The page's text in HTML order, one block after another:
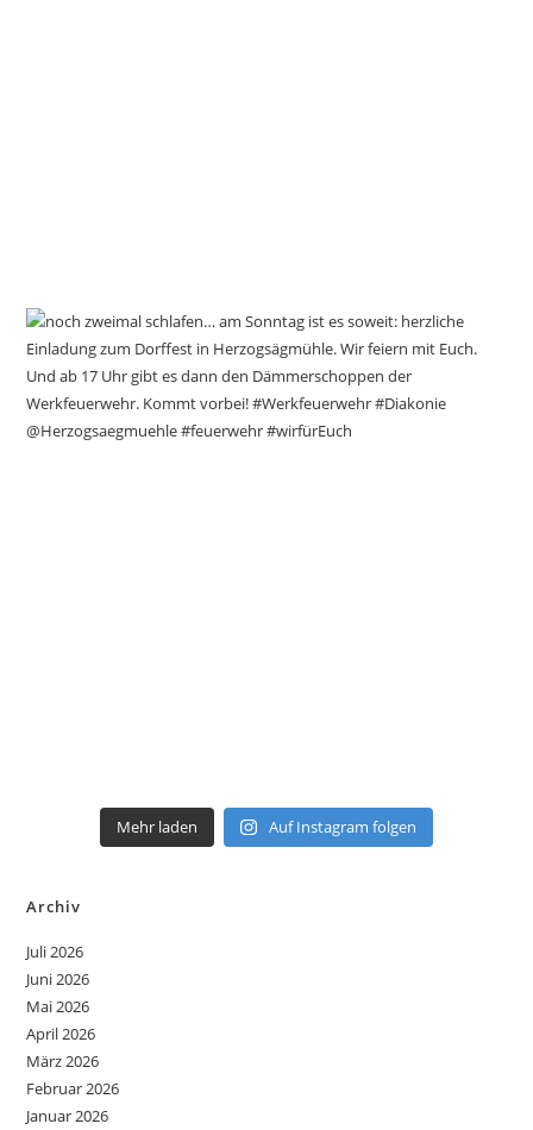
Mehr laden Auf Instagram folgen
Archiv
Juli 2026
Juni 2026
Mai 2026
April 2026
März 2026
Februar 2026
Januar 2026